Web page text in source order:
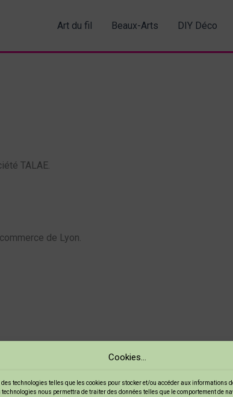
Cookies...
technologies telles que les cookies pour stocker et/ou accéder aux informations
nous permettra de traiter des données telles que le comportement de
Art du fil Beaux-Arts DIY Déco
TALAE.
de Lyon.